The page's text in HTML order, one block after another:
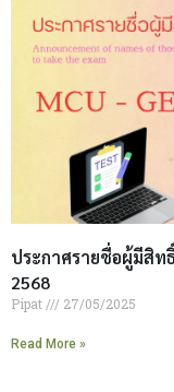
ประกาศรายชื่อผู้มีสิท
2568
Pipat 27/05/2025
Read More »